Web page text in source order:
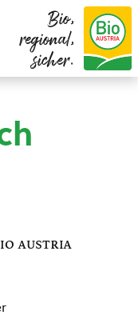
Bio,
regional,
sicher.
austria